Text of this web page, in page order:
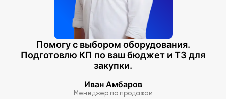
Помогу с выбором оборудования.
Подготовлю КП по ваш бюджет и ТЗ для
закупки.
Иван Амбаров
Менеджер по продажам